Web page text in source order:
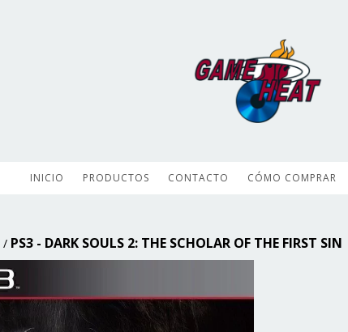
INICIO PRODUCTOS CONTACTO CÓMO COMPRAR
/ PS3 - DARK SOULS 2: THE SCHOLAR OF THE FIRST SIN